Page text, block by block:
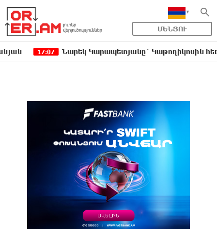
ՄԵՆՅՈՒ
Նարեկ Կարապետյանը` Կաթողիկոսին հեռացնել